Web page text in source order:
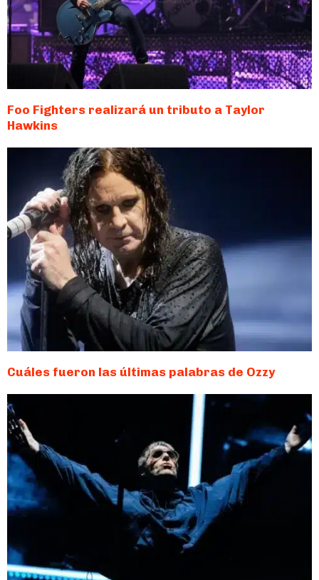
Foo Fighters realizará un tributo a Taylor
Hawkins
Cuáles fueron las últimas palabras de Ozzy